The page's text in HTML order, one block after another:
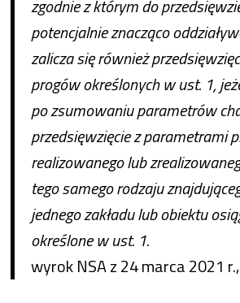
zgodnie z którym do
potencjalnie znacząco
zalicza się również
progów określonych w ust. 1,
po zsumowaniu parametrów
przedsięwzięcie z parametrami
realizowanego lub
tego samego rodzaju
jednego zakładu lub obiektu
określone w ust. 1.
wyrok NSA z 24 marca 2021